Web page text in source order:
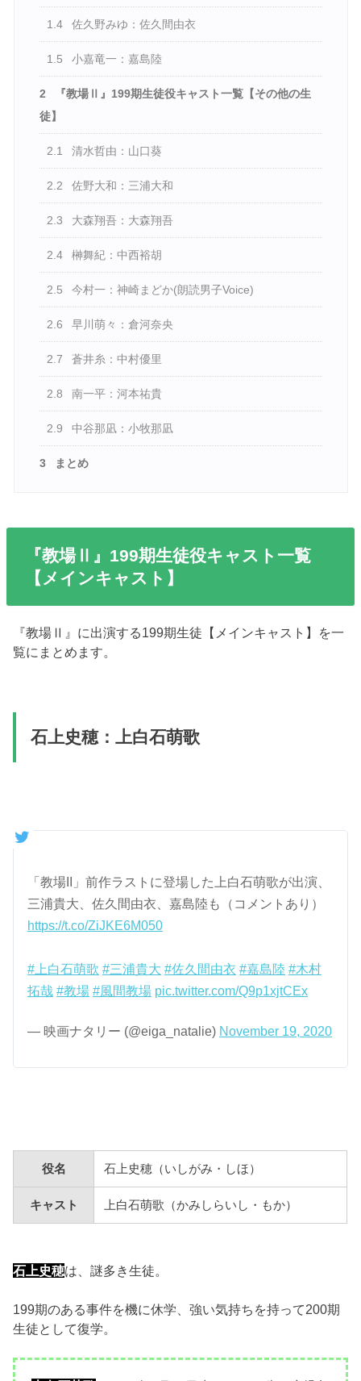
1.4 佐久野みゆ：佐久間由衣
1.5 小嘉竜一：嘉島陸
2
『教場Ⅱ』199期生徒役キャスト一覧【その他の生
徒】
2.1 清水哲由：山口葵
2.2 佐野大和：三浦大和
2.3 大森翔吾：大森翔吾
2.4 榊舞紀：中西裕胡
2.5 今村一：神崎まどか(朗読男子Voice)
2.6 早川萌々：倉河奈央
2.7 蒼井糸：中村優里
2.8 南一平：河本祐貴
2.9 中谷那凪：小牧那凪
3 まとめ
『教場Ⅱ』199期生徒役キャスト一覧
【メインキャスト】
『教場Ⅱ』に出演する199期生徒【メインキャスト】を一
覧にまとめます。
石上史穂：上白石萌歌
「教場II」前作ラストに登場した上白石萌歌が出演、
三浦貴大、佐久間由衣、嘉島陸も（コメントあり）
https://t.co/ZiJKE6M050
#上白石萌歌 #三浦貴大 #佐久間由衣 #嘉島陸 #木村
拓哉 #教場 #風間教場 pic.twitter.com/Q9p1xjtCEx
— 映画ナタリー (@eiga_natalie) November 19, 2020
役名 石上史穂（いしがみ・しほ）
キャスト 上白石萌歌（かみしらいし・もか）
石上史穂は、謎多き生徒。
199期のある事件を機に休学、強い気持ちを持って200期
生徒として復学。